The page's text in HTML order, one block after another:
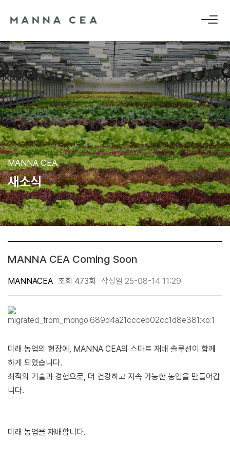
MANNA CEA
새소식
MANNA CEA Coming Soon
MANNACEA 조회 473회 작성일 25-08-14 11:29
미래 농업의 현장에, MANNA CEA의 스마트 재배 솔루션이 함께
하게 되었습니다.
최적의 기술과 경험으로, 더 건강하고 지속 가능한 농업을 만들어갑
니다.
미래 농업을 재배합니다.